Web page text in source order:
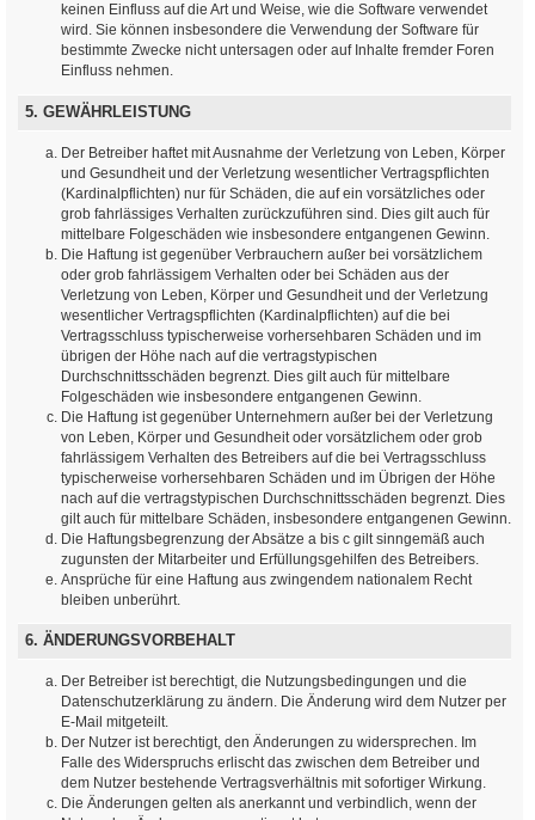
keinen Einfluss auf die Art und Weise, wie die Software verwendet
wird. Sie können insbesondere die Verwendung der Software für
bestimmte Zwecke nicht untersagen oder auf Inhalte fremder Foren
Einfluss nehmen.
5. GEWÄHRLEISTUNG
Der Betreiber haftet mit Ausnahme der Verletzung von Leben, Körper
und Gesundheit und der Verletzung wesentlicher Vertragspflichten
(Kardinalpflichten) nur für Schäden, die auf ein vorsätzliches oder
grob fahrlässiges Verhalten zurückzuführen sind. Dies gilt auch für
mittelbare Folgeschäden wie insbesondere entgangenen Gewinn.
Die Haftung ist gegenüber Verbrauchern außer bei vorsätzlichem
oder grob fahrlässigem Verhalten oder bei Schäden aus der
Verletzung von Leben, Körper und Gesundheit und der Verletzung
wesentlicher Vertragspflichten (Kardinalpflichten) auf die bei
Vertragsschluss typischerweise vorhersehbaren Schäden und im
übrigen der Höhe nach auf die vertragstypischen
Durchschnittsschäden begrenzt. Dies gilt auch für mittelbare
Folgeschäden wie insbesondere entgangenen Gewinn.
Die Haftung ist gegenüber Unternehmern außer bei der Verletzung
von Leben, Körper und Gesundheit oder vorsätzlichem oder grob
fahrlässigem Verhalten des Betreibers auf die bei Vertragsschluss
typischerweise vorhersehbaren Schäden und im Übrigen der Höhe
nach auf die vertragstypischen Durchschnittsschäden begrenzt. Dies
gilt auch für mittelbare Schäden, insbesondere entgangenen Gewinn.
Die Haftungsbegrenzung der Absätze a bis c gilt sinngemäß auch
zugunsten der Mitarbeiter und Erfüllungsgehilfen des Betreibers.
Ansprüche für eine Haftung aus zwingendem nationalem Recht
bleiben unberührt.
6. ÄNDERUNGSVORBEHALT
Der Betreiber ist berechtigt, die Nutzungsbedingungen und die
Datenschutzerklärung zu ändern. Die Änderung wird dem Nutzer per
E-Mail mitgeteilt.
Der Nutzer ist berechtigt, den Änderungen zu widersprechen. Im
Falle des Widerspruchs erlischt das zwischen dem Betreiber und
dem Nutzer bestehende Vertragsverhältnis mit sofortiger Wirkung.
Die Änderungen gelten als anerkannt und verbindlich, wenn der